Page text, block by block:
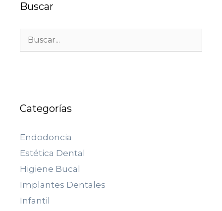
Buscar
Categorías
Endodoncia
Estética Dental
Higiene Bucal
Implantes Dentales
Infantil